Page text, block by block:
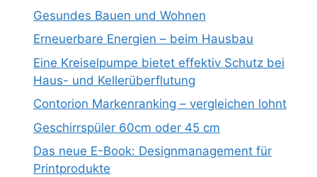
Gesundes Bauen und Wohnen
Erneuerbare Energien – beim Hausbau
Eine Kreiselpumpe bietet effektiv Schutz bei
Haus- und Kellerüberflutung
Contorion Markenranking – vergleichen lohnt
Geschirrspüler 60cm oder 45 cm
Das neue E-Book: Designmanagement für
Printprodukte